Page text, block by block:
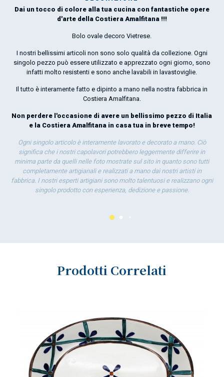
Dai un tocco di colore alla tua cucina con fantastiche opere
d'arte della Costiera Amalfitana !!!
Bolo ovale decoro Vietrese.
I nostri bellissimi articoli non sono solo qualità da collezione. Ogni
singolo pezzo può essere utilizzato e apprezzato ogni giorno, sono
infatti molto resistenti e sono anche lavabili in lavastoviglie.
Il tutto è interamente fatto e dipinto a mano nella nostra fabbrica in
Costiera Amalfitana.
Non perdere l'occasione di avere un bellissimo pezzo di Italia
e la Costiera Amalfitana in casa tua in breve tempo!
Ogni singolo articolo è interamente lavorato e decorato a mano. Ciò
significa che i nostri capolavori potrebbero leggermente differire in
minima parte da quelli nelle foto mostrate sul sito in quanto sono tutti
completamente artigianali e realizzati a mano dai nostri artisti in
fabbrica. I nostri esperti artigiani sono molto talentuosi e realizzano ogni
singolo prodotto con esperienza, dedizione e passione.
Prodotti Correlati